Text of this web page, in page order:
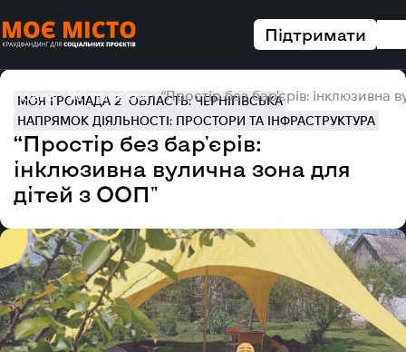
Підтримати
Головна Усі проєкти “Простір без бар'єрів: інклюзивна
МОЯ ГРОМАДА 2 ОБЛАСТЬ: ЧЕРНІГІВСЬКА
НАПРЯМОК ДІЯЛЬНОСТІ: ПРОСТОРИ ТА ІНФРАСТРУКТУРА
“Простір без бар'єрів:
інклюзивна вулична зона для
дітей з ООП"